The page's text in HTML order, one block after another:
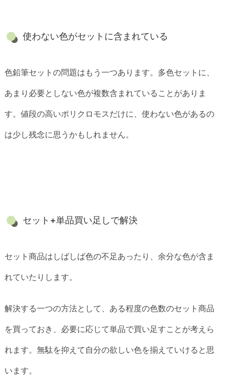
使わない色がセットに含まれている
色鉛筆セットの問題はもう一つあります。多色セットに、
あまり必要としない色が複数含まれていることがありま
す。値段の高いポリクロモスだけに、使わない色があるの
は少し残念に思うかもしれません。
セット+単品買い足しで解決
セット商品はしばしば色の不足あったり、余分な色が含ま
れていたりします。
解決する一つの方法として、ある程度の色数のセット商品
を買っておき、必要に応じて単品で買い足すことが考えら
れます。無駄を抑えて自分の欲しい色を揃えていけると思
います。